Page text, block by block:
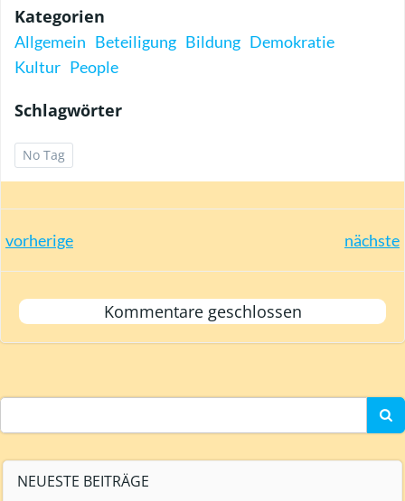
Kategorien
Allgemein Beteiligung Bildung Demokratie
Kultur People
Schlagwörter
No Tag
Post
navigation
vorherige
navigation
nächste
Kommentare geschlossen
for:
NEUESTE BEITRÄGE